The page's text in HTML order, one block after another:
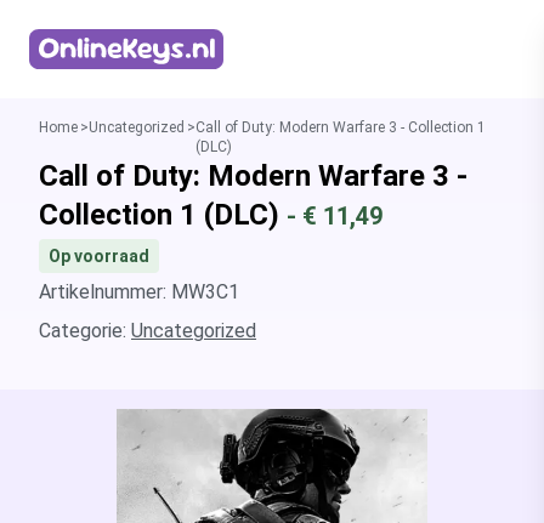
Home Uncategorized
Call of Duty: Modern Warfare 3 - Collection 1
(DLC)
Call of Duty: Modern Warfare 3 -
Collection 1 (DLC) - € 11,49
Op voorraad
Artikelnummer: MW3C1
Categorie: Uncategorized